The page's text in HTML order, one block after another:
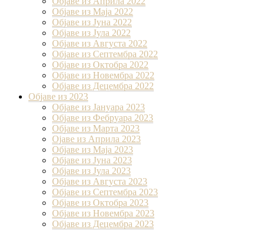
Објаве из Маја 2022
Објаве из Јуна 2022
Објаве из Јула 2022
Објаве из Августа 2022
Објаве из Септембра 2022
Објаве из Октобра 2022
Објаве из Новембра 2022
Објаве из Децембра 2022
Објаве из 2023
Објаве из Јануара 2023
Објаве из Фебруара 2023
Објаве из Марта 2023
Ојаве из Априла 2023
Објаве из Маја 2023
Објаве из Јуна 2023
Објаве из Јула 2023
Објаве из Августа 2023
Објаве из Септембра 2023
Објаве из Октобра 2023
Објаве из Новембра 2023
Објаве из Децембра 2023